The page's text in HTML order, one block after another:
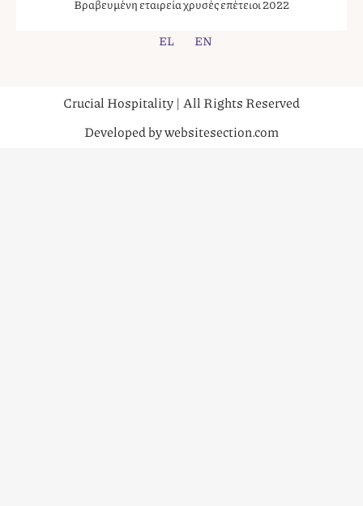
Βραβευμένη εταιρεία χρυσές επέτειοι 2022
EL EN
Crucial Hospitality | All Rights Reserved
Developed by websitesection.com